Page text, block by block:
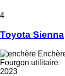
4
Toyota Sienna
Fourgon utilitaire
2023